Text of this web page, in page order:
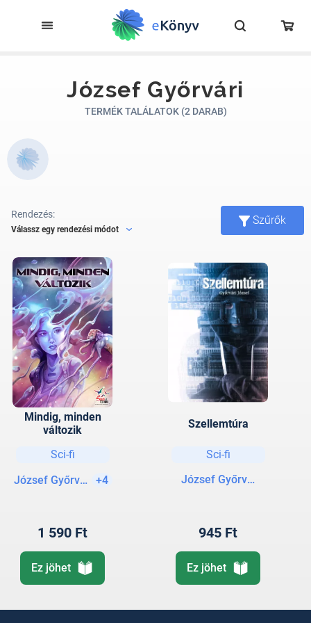
József Győrvári
TERMÉK TALÁLATOK (2 DARAB)
Rendezés:
Válassz egy rendezési módot
Szűrők
Mindig, minden
változik
Sci-fi
József Győrvári
+4
1 590 Ft
Ez jöhet
Szellemtúra
Sci-fi
József Győrvári
945 Ft
Ez jöhet